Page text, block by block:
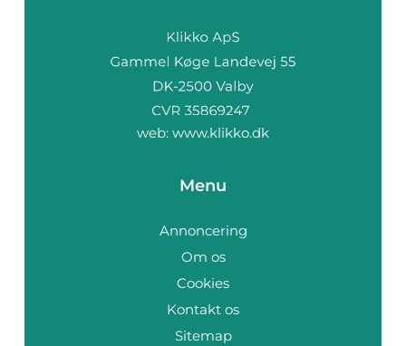
web: www.klikko.dk
Menu
Annoncering
Om os
Cookies
Kontakt os
Sitemap